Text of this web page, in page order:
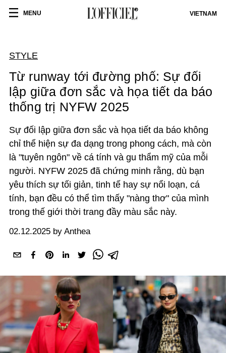
MENU VIETNAM
STYLE
Từ runway tới đường phố: Sự đối
lập giữa đơn sắc và họa tiết da báo
thống trị NYFW 2025
Sự đối lập giữa đơn sắc và họa tiết da báo không
chỉ thể hiện sự đa dạng trong phong cách, mà còn
là "tuyên ngôn" về cá tính và gu thẩm mỹ của mỗi
người. NYFW 2025 đã chứng minh rằng, dù bạn
yêu thích sự tối giản, tinh tế hay sự nổi loạn, cá
tính, bạn đều có thể tìm thấy "nàng thơ" của mình
trong thế giới thời trang đầy màu sắc này.
02.12.2025 by Anthea